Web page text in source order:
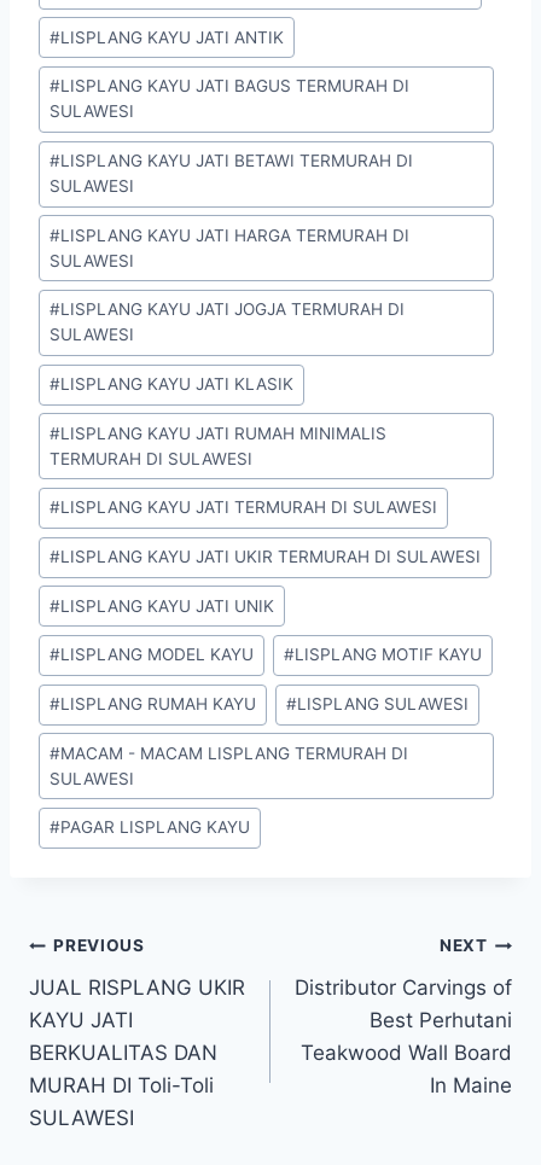
#LISPLANG KAYU JATI ANTIK
#LISPLANG KAYU JATI BAGUS TERMURAH DI
SULAWESI
#LISPLANG KAYU JATI BETAWI TERMURAH DI
SULAWESI
#LISPLANG KAYU JATI HARGA TERMURAH DI
SULAWESI
#LISPLANG KAYU JATI JOGJA TERMURAH DI
SULAWESI
#LISPLANG KAYU JATI KLASIK
#LISPLANG KAYU JATI RUMAH MINIMALIS
TERMURAH DI SULAWESI
#LISPLANG KAYU JATI TERMURAH DI SULAWESI
#LISPLANG KAYU JATI UKIR TERMURAH DI SULAWESI
#LISPLANG KAYU JATI UNIK
#LISPLANG MODEL KAYU #LISPLANG MOTIF KAYU
#LISPLANG RUMAH KAYU #LISPLANG SULAWESI
#MACAM - MACAM LISPLANG TERMURAH DI
SULAWESI
#PAGAR LISPLANG KAYU
PREVIOUS
JUAL RISPLANG UKIR
KAYU JATI
BERKUALITAS DAN
MURAH DI Toli-Toli
SULAWESI
NEXT
Distributor Carvings of
Best Perhutani
Teakwood Wall Board
In Maine